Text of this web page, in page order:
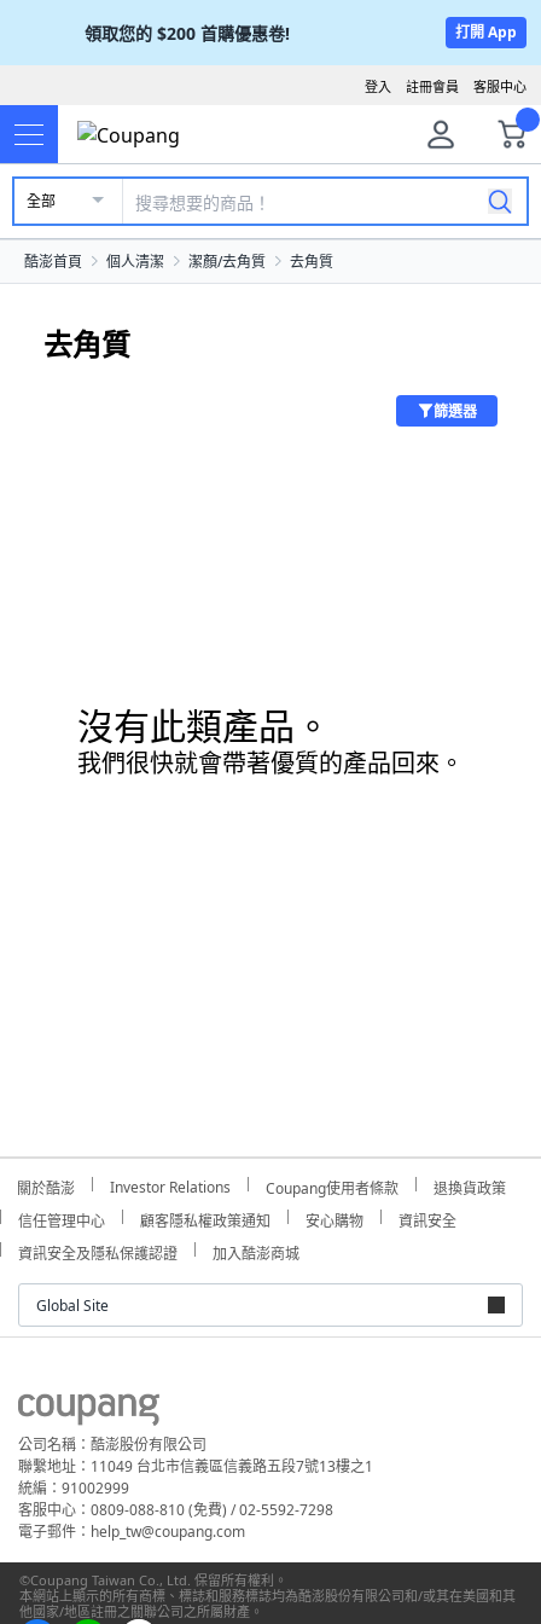
領取您的 $200 首購優惠卷! 打開 App
客服中心
註冊會員
登入
全部
酷澎首頁 個人清潔 潔顏/去角質 去角質
去角質
篩選器
沒有此類產品。
我們很快就會帶著優質的產品回來。
關於酷澎 Investor Relations Coupang使用者條款
退換貨政策
信任管理中心
顧客隱私權政策通知 安心購物
資訊安全
資訊安全及隱私保護認證
加入酷澎商城
Global Site
公司名稱：酷澎股份有限公司
聯繫地址：11049 台北市信義區信義路五段7號13樓之1
統編：91002999
客服中心：0809-088-810 (免費) / 02-5592-7298
電子郵件：help_tw@coupang.com
©Coupang Taiwan Co., Ltd. 保留所有權利。
本網站上顯示的所有商標、標誌和服務標誌均為酷澎股份有限公司和/或其在美國和其
他國家/地區註冊之關聯公司之所屬財產。